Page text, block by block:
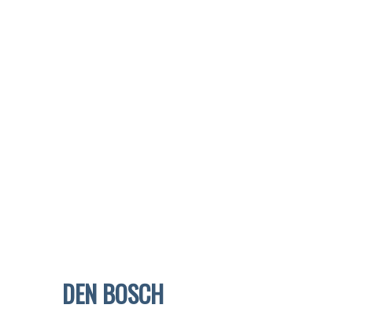
DEN BOSCH